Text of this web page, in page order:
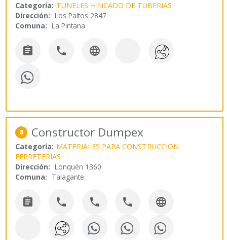
Categoría: TUNELES HINCADO DE TUBERIAS
Dirección: Los Paltos 2847
Comuna: La Pintana
  
8 Constructor Dumpex
Categoría: MATERIALES PARA CONSTRUCCION
FERRETERIAS
Dirección: Lonquén 1360
Comuna: Talagante
    